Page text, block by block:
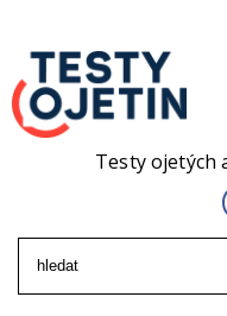
Testy ojetých